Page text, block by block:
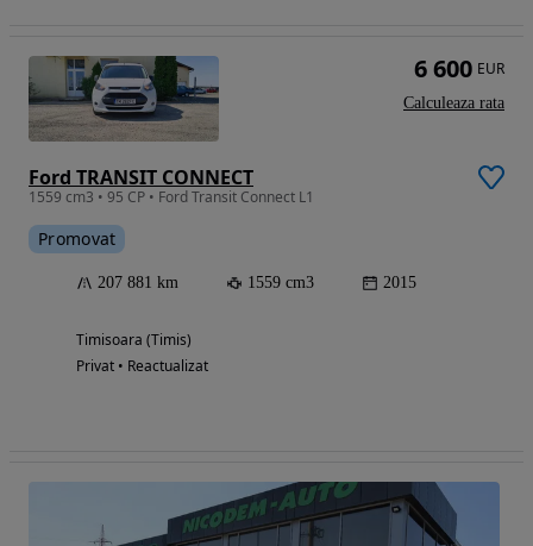
Ford TRANSIT CONNECT
1559 cm3 • 95 CP • Ford Transit Connect L1
Promovat
207 881 km 1559 cm3 2015
Timisoara (Timis)
Privat • Reactualizat
6 600 EUR
Calculeaza rata